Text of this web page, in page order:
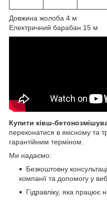
Довжина жолоба 4 м
Електричний барабан 15 м
Купити ківш-
переконатися в якісному та
гарантійним терміном.
Ми надаємо:
Безкоштовну
компанії та допомогу у
Гідравліку, яка працює